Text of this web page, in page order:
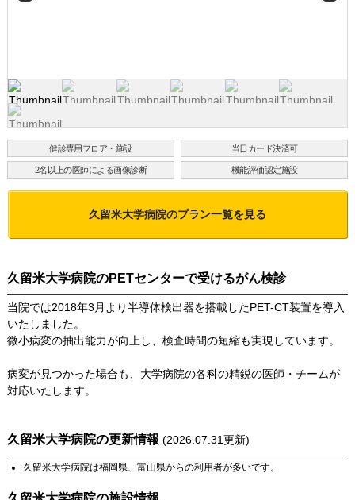
健診専用フロア・施設 当日カード決済可
2名以上の医師による画像診断 機能評価認定施設
久留米大学病院のプラン一覧を見る
久留米大学病院のPETセンターで受けるがん検診
当院では2018年3月より半導体検出器を搭載したPET-CT装置を導入
いたしました。
微小病変の抽出能力が向上し、検査時間の短縮も実現しています。
病変が見つかった場合も、大学病院の各科の精鋭の医師・チームが
対応いたします。
久留米大学病院の更新情報 (2026.07.31更新)
久留米大学病院は福岡県、 富山県からの利用者が多いです。